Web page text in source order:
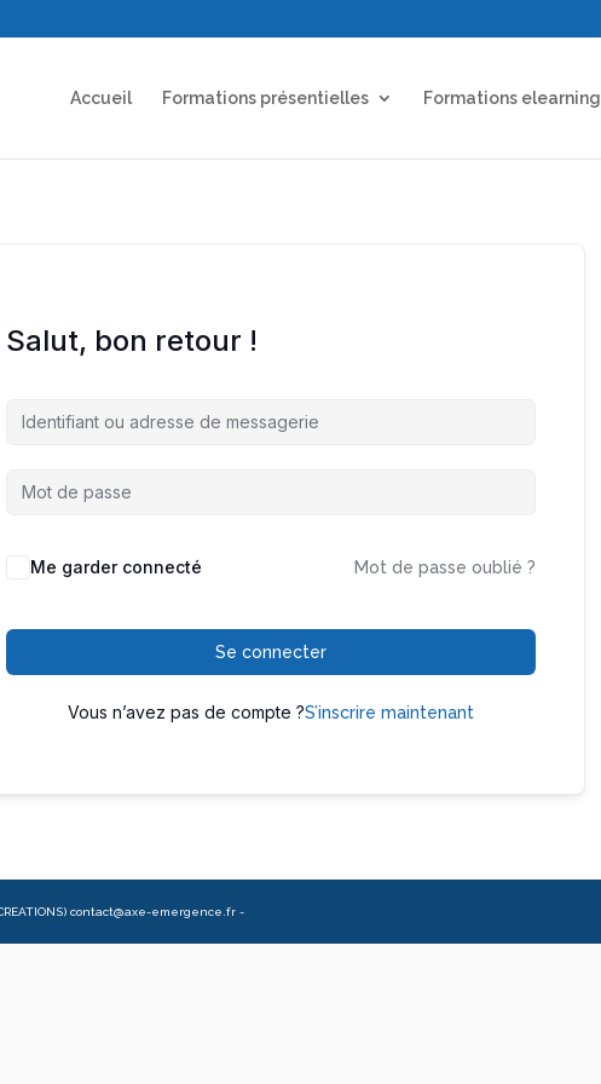
Accueil Formations présentielles Formations elearning
Salut, bon retour !
Me garder connecté Mot de passe oublié ?
Se connecter
Vous n’avez pas de compte ?S’inscrire maintenant
contact@axe-emergence.fr -